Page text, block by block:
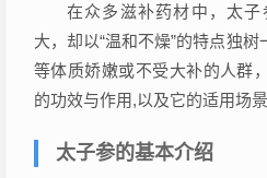
在众多滋补药材中，太
大，却以“温和不燥”的特点独
等体质娇嫩或不受大补的人群
的功效与作用,以及它的适用场景
太子参的基本介绍